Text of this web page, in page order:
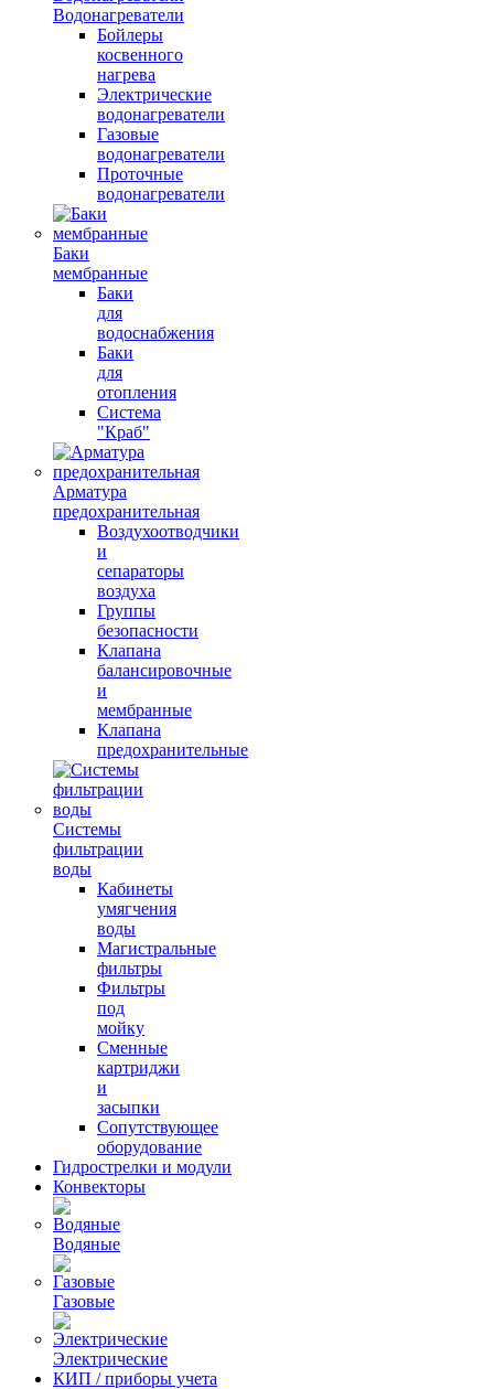
Водонагреватели
Бойлеры
косвенного
нагрева
Электрические
водонагреватели
Газовые
водонагреватели
Проточные
водонагреватели
Баки
мембранные
Баки
для
водоснабжения
Баки
для
отопления
Система
"Краб"
Арматура
предохранительная
Воздухоотводчики
и
сепараторы
воздуха
Группы
безопасности
Клапана
балансировочные
и
мембранные
Клапана
предохранительные
Системы
фильтрации
воды
Кабинеты
умягчения
воды
Магистральные
фильтры
Фильтры
под
мойку
Сменные
картриджи
и
засыпки
Сопутствующее
оборудование
Гидрострелки и модули
Конвекторы
Водяные
Газовые
Электрические
КИП / приборы учета